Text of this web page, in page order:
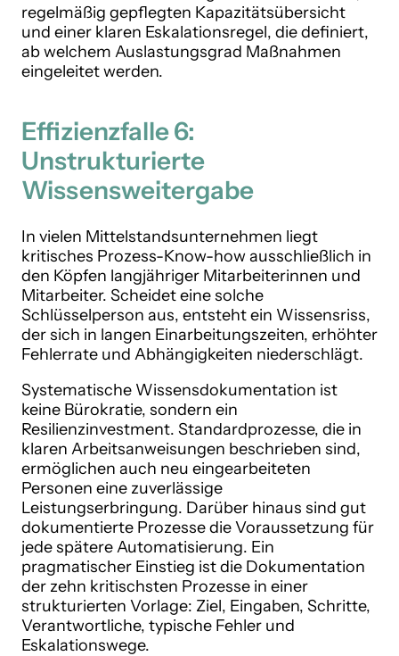
regelmäßig gepflegten Kapazitätsübersicht
und einer klaren Eskalationsregel, die definiert,
ab welchem Auslastungsgrad Maßnahmen
eingeleitet werden.
Effizienzfalle 6:
Unstrukturierte
Wissensweitergabe
In vielen Mittelstandsunternehmen liegt
kritisches Prozess-Know-how ausschließlich in
den Köpfen langjähriger Mitarbeiterinnen und
Mitarbeiter. Scheidet eine solche
Schlüsselperson aus, entsteht ein Wissensriss,
der sich in langen Einarbeitungszeiten, erhöhter
Fehlerrate und Abhängigkeiten niederschlägt.
Systematische Wissensdokumentation ist
keine Bürokratie, sondern ein
Resilienzinvestment. Standardprozesse, die in
klaren Arbeitsanweisungen beschrieben sind,
ermöglichen auch neu eingearbeiteten
Personen eine zuverlässige
Leistungserbringung. Darüber hinaus sind gut
dokumentierte Prozesse die Voraussetzung für
jede spätere Automatisierung. Ein
pragmatischer Einstieg ist die Dokumentation
der zehn kritischsten Prozesse in einer
strukturierten Vorlage: Ziel, Eingaben, Schritte,
Verantwortliche, typische Fehler und
Eskalationswege.